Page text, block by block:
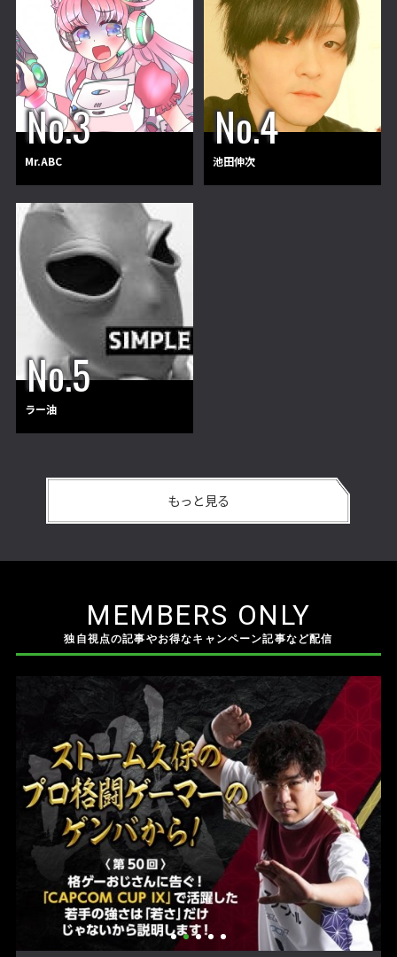
Mr.ABC 池田伸次
ラー油
もっと見る
MEMBERS ONLY
独自視点の記事やお得なキャンペーン記事など配信